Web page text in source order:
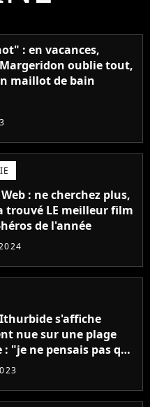
: en vacances,
oublie tout,
maillot de bain
: ne cherchez plus,
trouvé LE meilleur film
de l'année
s'affiche
nue sur une plage
"je ne pensais pas que
à le faire..."